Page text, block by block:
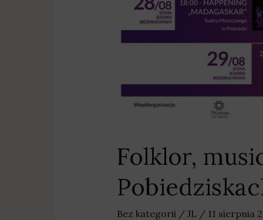
Folklor,
Bez kategorii / JL / 11 sierpnia